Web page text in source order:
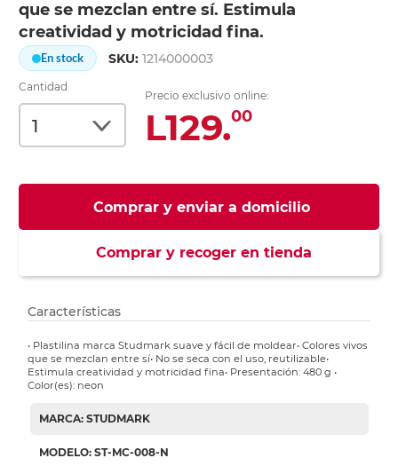
que se mezclan entre sí. Estimula
creatividad y motricidad fina.
En stock SKU:1214000003
Cantidad
Precio exclusivo online:
L129.00
Comprar y enviar a domicilio
Comprar y recoger en tienda
Características
• Plastilina marca Studmark suave y fácil de moldear• Colores vivos
que se mezclan entre sí• No se seca con el uso, reutilizable•
Estimula creatividad y motricidad fina• Presentación: 480 g •
Color(es): neon
MARCA: STUDMARK
MODELO: ST-MC-008-N